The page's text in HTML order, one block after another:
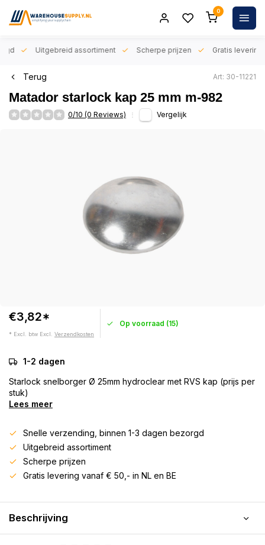
0
Uitgebreid assortiment Scherpe prijzen Gratis levering
Terug Art: 30-11221
Matador starlock kap 25 mm m-982
0/10 (0 Reviews) Vergelijk
€3,82*
* Excl. btw Excl. Verzendkosten
Op voorraad (15)
1-2 dagen
Starlock snelborger Ø 25mm hydroclear met RVS kap (prijs per
stuk)
Lees meer
Snelle verzending, binnen 1-3 dagen bezorgd
Uitgebreid assortiment
Scherpe prijzen
Gratis levering vanaf € 50,- in NL en BE
Beschrijving